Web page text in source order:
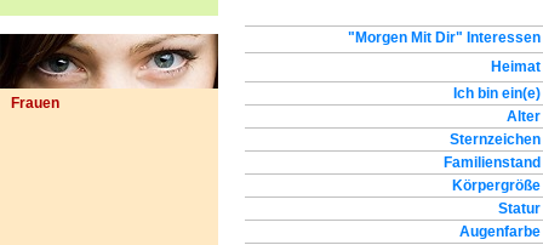
Frauen
"Morgen Mit Dir" Interessen
Heimat
Ich bin ein(e)
Alter
Sternzeichen
Familienstand
Körpergröße
Statur
Augenfarbe